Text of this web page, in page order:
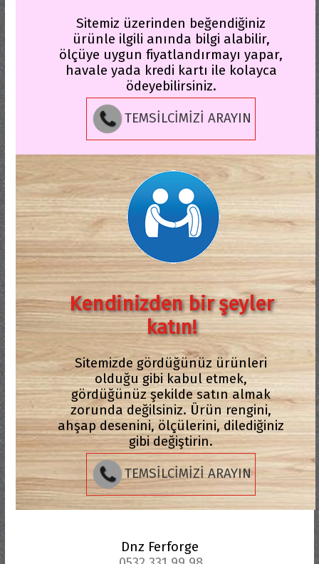
Sitemiz üzerinden beğendiğiniz
ürünle ilgili anında bilgi alabilir,
ölçüye uygun fiyatlandırmayı yapar,
havale yada kredi kartı ile kolayca
ödeyebilirsiniz.
TEMSİLCİMİZİ ARAYIN
Kendinizden bir şeyler
katın!
Sitemizde gördüğünüz ürünleri
olduğu gibi kabul etmek,
gördüğünüz şekilde satın almak
zorunda değilsiniz. Ürün rengini,
ahşap desenini, ölçülerini, dilediğiniz
gibi değiştirin.
TEMSİLCİMİZİ ARAYIN
Dnz Ferforge